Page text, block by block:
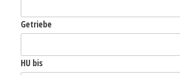
Getriebe
HU bis